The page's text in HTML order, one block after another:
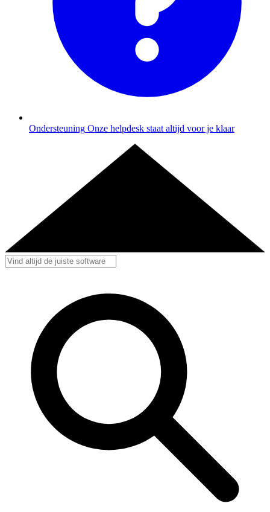
Ondersteuning Onze helpdesk staat altijd voor je klaar